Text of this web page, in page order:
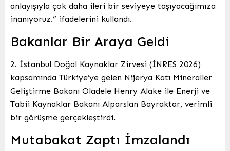
anlayışıyla çok daha ileri bir seviyeye taşıyacağımıza
inanıyoruz.” ifadelerini kullandı.
Bakanlar Bir Araya Geldi
2. İstanbul Doğal Kaynaklar Zirvesi (İNRES 2026)
kapsamında Türkiye’ye gelen Nijerya Katı Mineraller
Geliştirme Bakanı Oladele Henry Alake ile Enerji ve
Tabii Kaynaklar Bakanı Alparslan Bayraktar, verimli
bir görüşme gerçekleştirdi.
Mutabakat Zaptı İmzalandı